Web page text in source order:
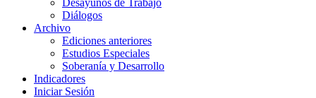
Desayunos de Trabajo
Diálogos
Archivo
Ediciones anteriores
Estudios Especiales
Soberanía y Desarrollo
Indicadores
Iniciar Sesión